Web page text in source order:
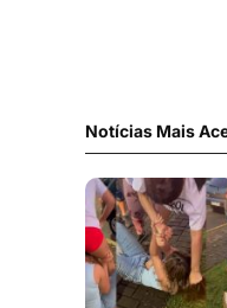
Notícias Mais